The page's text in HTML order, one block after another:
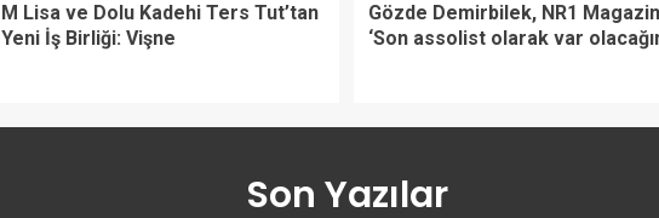
M Lisa ve Dolu Kadehi Ters Tut’tan
Yeni İş Birliği: Vişne
Gözde Demirbilek, NR1
‘Son assolist olarak var
Son Yazılar